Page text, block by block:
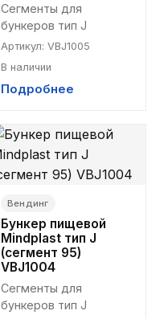
Сегменты для
бункеров тип J
Артикул: VBJ1005
В наличии
Подробнее
Вендинг
Бункер пищевой
Mindplast тип J
(сегмент 95)
VBJ1004
Сегменты для
бункеров тип J